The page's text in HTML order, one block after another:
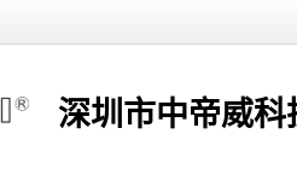
深圳市中帝威科